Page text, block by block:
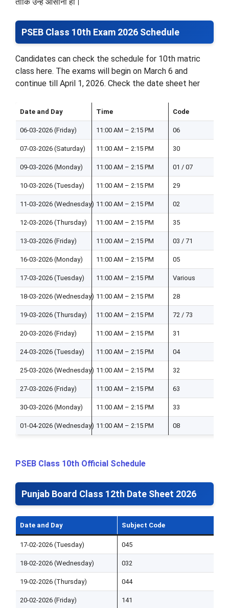
PSEB Class 10th Exam 2026 Schedule
Candidates can check the schedule for 10th matric
class here. The exams will begin on March 6 and
continue till April 1, 2026. Check the date sheet her
Date and Day Time Code
06-03-2026 (Friday) 11:00 AM – 2:15 PM 06
07-03-2026 (Saturday) 11:00 AM – 2:15 PM 30
09-03-2026 (Monday) 11:00 AM – 2:15 PM 01 / 07
10-03-2026 (Tuesday) 11:00 AM – 2:15 PM 29
11-03-2026 (Wednesday) 11:00 AM – 2:15 PM 02
12-03-2026 (Thursday) 11:00 AM – 2:15 PM 35
13-03-2026 (Friday) 11:00 AM – 2:15 PM 03 / 71
16-03-2026 (Monday) 11:00 AM – 2:15 PM 05
17-03-2026 (Tuesday) 11:00 AM – 2:15 PM Various
18-03-2026 (Wednesday) 11:00 AM – 2:15 PM 28
19-03-2026 (Thursday) 11:00 AM – 2:15 PM 72 / 73
20-03-2026 (Friday) 11:00 AM – 2:15 PM 31
24-03-2026 (Tuesday) 11:00 AM – 2:15 PM 04
25-03-2026 (Wednesday) 11:00 AM – 2:15 PM 32
27-03-2026 (Friday) 11:00 AM – 2:15 PM 63
30-03-2026 (Monday) 11:00 AM – 2:15 PM 33
01-04-2026 (Wednesday) 11:00 AM – 2:15 PM 08
PSEB Class 10th Official Schedule
Punjab Board Class 12th Date Sheet 2026
Date and Day Subject Code
17-02-2026 (Tuesday) 045
18-02-2026 (Wednesday) 032
19-02-2026 (Thursday) 044
20-02-2026 (Friday) 141